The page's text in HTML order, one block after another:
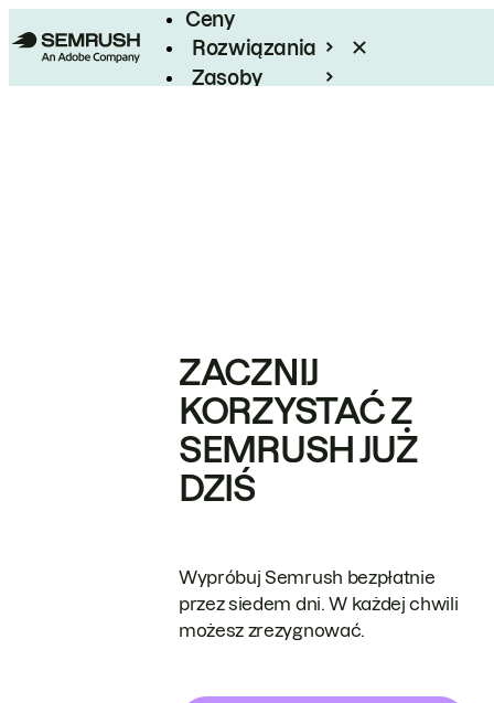
Ceny
Rozwiązania
Zasoby
ZACZNIJ
KORZYSTAĆ Z
SEMRUSH JUŻ
DZIŚ
Wypróbuj Semrush bezpłatnie
przez siedem dni. W każdej chwili
możesz zrezygnować.